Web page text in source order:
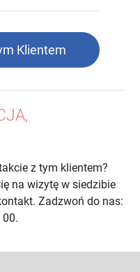
Klientem
z tym klientem?
na wizytę w siedzibie
Zadzwoń do nas:
00.